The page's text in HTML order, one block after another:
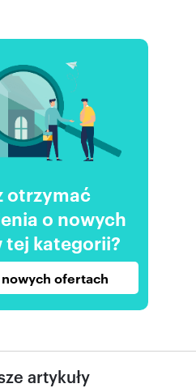
otrzymać
o nowych
kategorii?
ofertach
artykuły